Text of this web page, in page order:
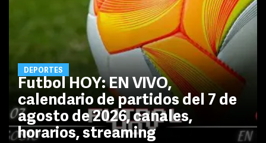
DEPORTES
Futbol HOY: EN VIVO,
calendario de partidos del 7 de
agosto de 2026, canales,
horarios, streaming